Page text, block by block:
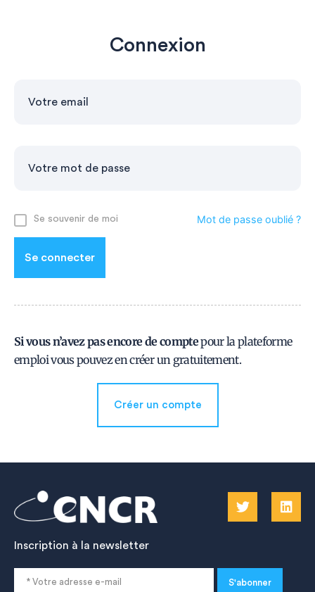
Connexion
Se souvenir de moi Mot de passe oublié ?
Se connecter
Si vous n’avez pas encore de comptepour la plateforme
emploi vous pouvez en créer un gratuitement.
Créer un compte
Inscription à la newsletter
S'abonner